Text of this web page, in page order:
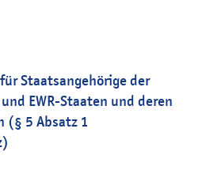
Staatsangehörige der
EWR-Staaten und deren
(§ 5 Absatz 1